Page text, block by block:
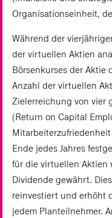
Organisationseinheit,
Während der
der virtuellen Aktien
Börsenkurses der Aktie
Anzahl der virtuellen
Zielerreichung von vier
(Return on Capital
Ende jedes Jahres
für die virtuellen Aktien
Dividende gewährt.
reinvestiert und erhöht
jedem Planteilnehmer.